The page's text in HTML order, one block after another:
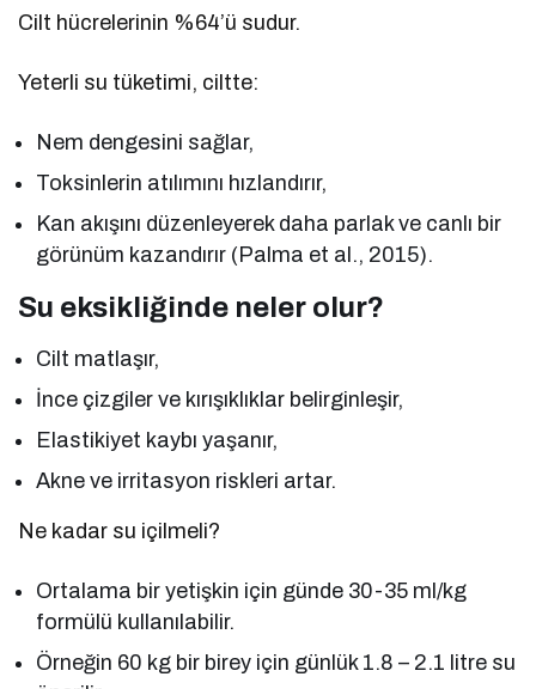
Cilt hücrelerinin %64’ü sudur.
Yeterli su tüketimi, ciltte:
Nem dengesini sağlar,
Toksinlerin atılımını hızlandırır,
Kan akışını düzenleyerek daha parlak ve canlı bir
görünüm kazandırır (Palma et al., 2015).
Su eksikliğinde neler olur?
Cilt matlaşır,
İnce çizgiler ve kırışıklıklar belirginleşir,
Elastikiyet kaybı yaşanır,
Akne ve irritasyon riskleri artar.
Ne kadar su içilmeli?
Ortalama bir yetişkin için günde 30-35 ml/kg
formülü kullanılabilir.
Örneğin 60 kg bir birey için günlük 1.8 – 2.1 litre su